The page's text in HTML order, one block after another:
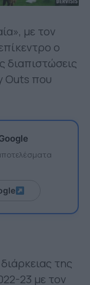
με τον
ο
διαπιστώσεις
Outs που
της
23 με τον